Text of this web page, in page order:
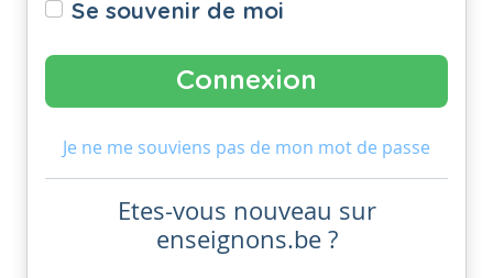
Se souvenir de moi
Je ne me souviens pas de mon mot de passe
Etes-vous nouveau sur
enseignons.be ?